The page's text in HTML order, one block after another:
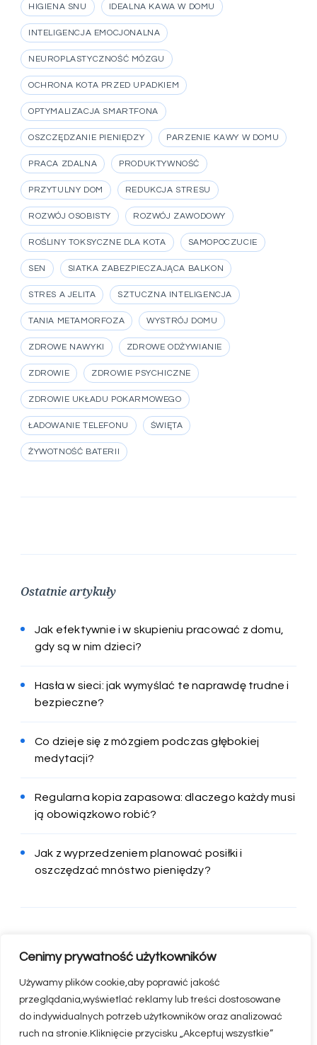
Cenimy prywatność użytkowników
Używamy plików cookie,aby poprawić jakość
przeglądania,wyświetlać reklamy lub treści dostosowane
do indywidualnych potrzeb użytkowników oraz analizować
ruch na stronie.Kliknięcie przycisku „Akceptuj wszystkie”
HIGIENA SNU IDEALNA KAWA W DOMU
INTELIGENCJA EMOCJONALNA
NEUROPLASTYCZNOŚĆ MÓZGU
OCHRONA KOTA PRZED UPADKIEM
OPTYMALIZACJA SMARTFONA
OSZCZĘDZANIE PIENIĘDZY PARZENIE KAWY W DOMU
PRACA ZDALNA PRODUKTYWNOŚĆ
PRZYTULNY DOM REDUKCJA STRESU
ROZWÓJ OSOBISTY ROZWÓJ ZAWODOWY
ROŚLINY TOKSYCZNE DLA KOTA SAMOPOCZUCIE
SEN SIATKA ZABEZPIECZAJĄCA BALKON
STRES A JELITA SZTUCZNA INTELIGENCJA
TANIA METAMORFOZA WYSTRÓJ DOMU
ZDROWE NAWYKI ZDROWE ODŻYWIANIE
ZDROWIE ZDROWIE PSYCHICZNE
ZDROWIE UKŁADU POKARMOWEGO
ŁADOWANIE TELEFONU ŚWIĘTA
ŻYWOTNOŚĆ BATERII
Ostatnie artykuły
Jak efektywnie i w skupieniu pracować z domu,
gdy są w nim dzieci?
Hasła w sieci: jak wymyślać te naprawdę trudne i
bezpieczne?
Co dzieje się z mózgiem podczas głębokiej
medytacji?
Regularna kopia zapasowa: dlaczego każdy musi
ją obowiązkowo robić?
Jak z wyprzedzeniem planować posiłki i
oszczędzać mnóstwo pieniędzy?